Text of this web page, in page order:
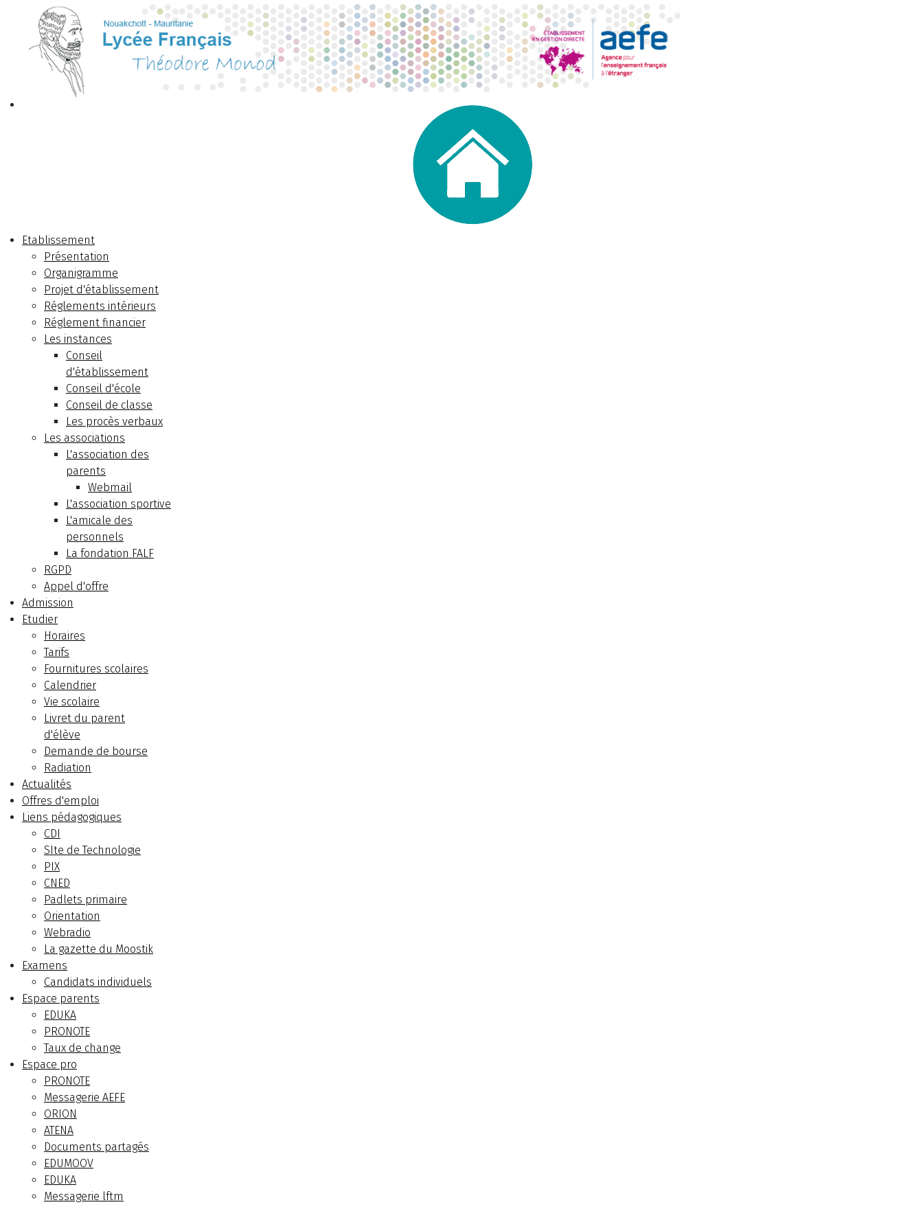
Etablissement
Présentation
Organigramme
Projet d'établissement
Réglements intérieurs
Réglement financier
Les instances
Conseil
d'établissement
Conseil d'école
Conseil de classe
Les procès verbaux
Les associations
L'association des
parents
Webmail
L'association sportive
L'amicale des
personnels
La fondation FALF
RGPD
Appel d'offre
Admission
Etudier
Horaires
Tarifs
Fournitures scolaires
Calendrier
Vie scolaire
Livret du parent
d'élève
Demande de bourse
Radiation
Actualités
Offres d'emploi
Liens pédagogiques
CDI
SIte de Technologie
PIX
CNED
Padlets primaire
Orientation
Webradio
La gazette du Moostik
Examens
Candidats individuels
Espace parents
EDUKA
PRONOTE
Taux de change
Espace pro
PRONOTE
Messagerie AEFE
ORION
ATENA
Documents partagés
EDUMOOV
EDUKA
Messagerie lftm